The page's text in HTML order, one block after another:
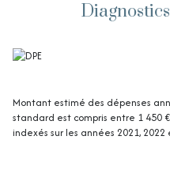
Montant estimé des dépenses
standard est compris entre 1 450
indexés sur les années 2021,